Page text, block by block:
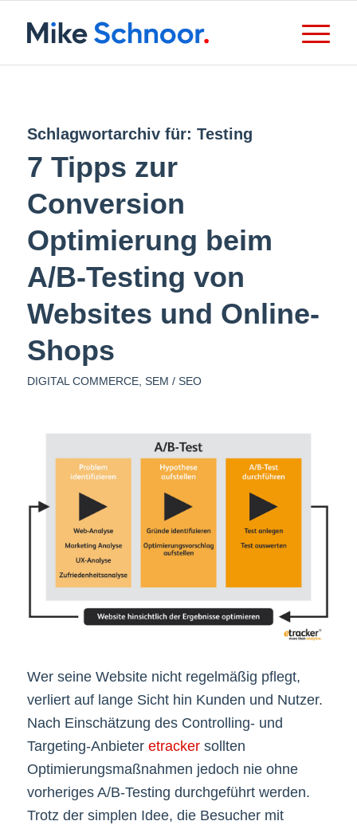
Schlagwortarchiv für: Testing
7 Tipps zur
Conversion
Optimierung beim
A/B-Testing von
Websites und Online-
Shops
DIGITAL COMMERCE, SEM / SEO
Wer seine Website nicht regelmäßig pflegt,
verliert auf lange Sicht hin Kunden und Nutzer.
Nach Einschätzung des Controlling- und
Targeting-Anbieter etrackersollten
Optimierungsmaßnahmen jedoch nie ohne
vorheriges A/B-Testing durchgeführt werden.
Trotz der simplen Idee, die Besucher mit